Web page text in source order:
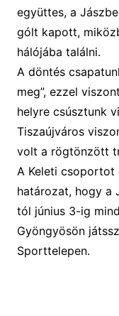
együttes, a
gólt kapott,
hálójába találni.
A döntés
meg”, ezzel
helyre csúsztunk
Tiszaújváros
volt a rögtönzött
A Keleti
határozat, hogy a
tól június 3-ig
Gyöngyösön
Sporttelepen.